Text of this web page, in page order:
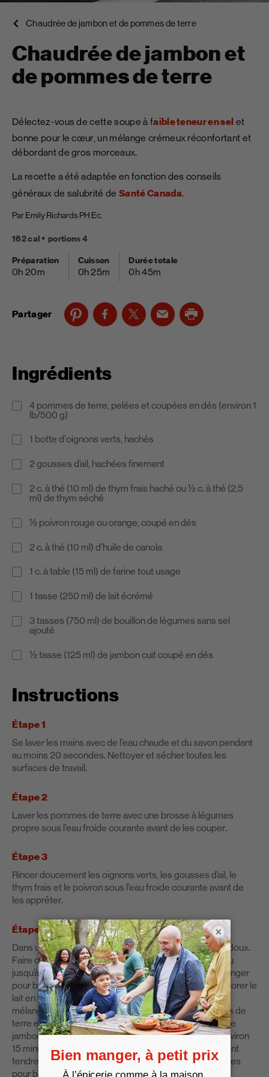
Chaudrée de jambon et de pommes de terre
Chaudrée de jambon et
de pommes de terre
Délectez-vous de cette soupe à faible teneur en sel et
bonne pour le cœur, un mélange crémeux réconfortant et
débordant de gros morceaux.
La recette a été adaptée en fonction des conseils
généraux de salubrité deSanté Canada.
Par Emily Richards PH Ec.
162 cal
portions 4
Préparation
0h 20m
Cuisson
0h 25m
Durée totale
0h 45m
Partager
Ingrédients
4 pommes de terre, pelées et coupées en dés (environ 1
lb/500 g)
1 botte d’oignons verts, hachés
2 gousses d’ail, hachées finement
2 c. à thé (10 ml) de thym frais haché ou ½ c. à thé (2,5
ml) de thym séché
½ poivron rouge ou orange, coupé en dés
2 c. à thé (10 ml) d’huile de canola
1 c. à table (15 ml) de farine tout usage
1 tasse (250 ml) de lait écrémé
3 tasses (750 ml) de bouillon de légumes sans sel
ajouté
½ tasse (125 ml) de jambon cuit coupé en dés
Instructions
Étape 1
Se laver les mains avec de l’eau chaude et du savon pendant
au moins 20 secondes. Nettoyer et sécher toutes les
surfaces de travail.
Étape 2
Laver les pommes de terre avec une brosse à légumes
propre sous l’eau froide courante avant de les couper.
Étape 3
Rincer doucement les oignons verts, les gousses d’ail, le
thym frais et le poivron sous l’eau froide courante avant de
les apprêter.
Étape 4
Dans une casserole, faire chauffer l’huile à feu moyen-doux.
Faire cuire les oignons verts, l’ail et le thym 2 minutes ou
jusqu’à ce qu’ils soient tendres. Ajouter la farine et mélanger
pour bien enrober. Augmenter le feu à moyen et incorporer le
lait en fouettant; poursuivre la cuisson jusqu’à ce que le
mélange commence à bouillonner. Ajouter les pommes de
terre et remuer pour les enrober. Ajouter le bouillon et le
jambon, et porter à légère ébullition. Couvrir et cuire environ
15 minutes ou jusqu’à ce que les pommes de terre soient
tendres. Incorporer le poivron et laisser mijoter 5 minutes
pour bien réchauffer.
×